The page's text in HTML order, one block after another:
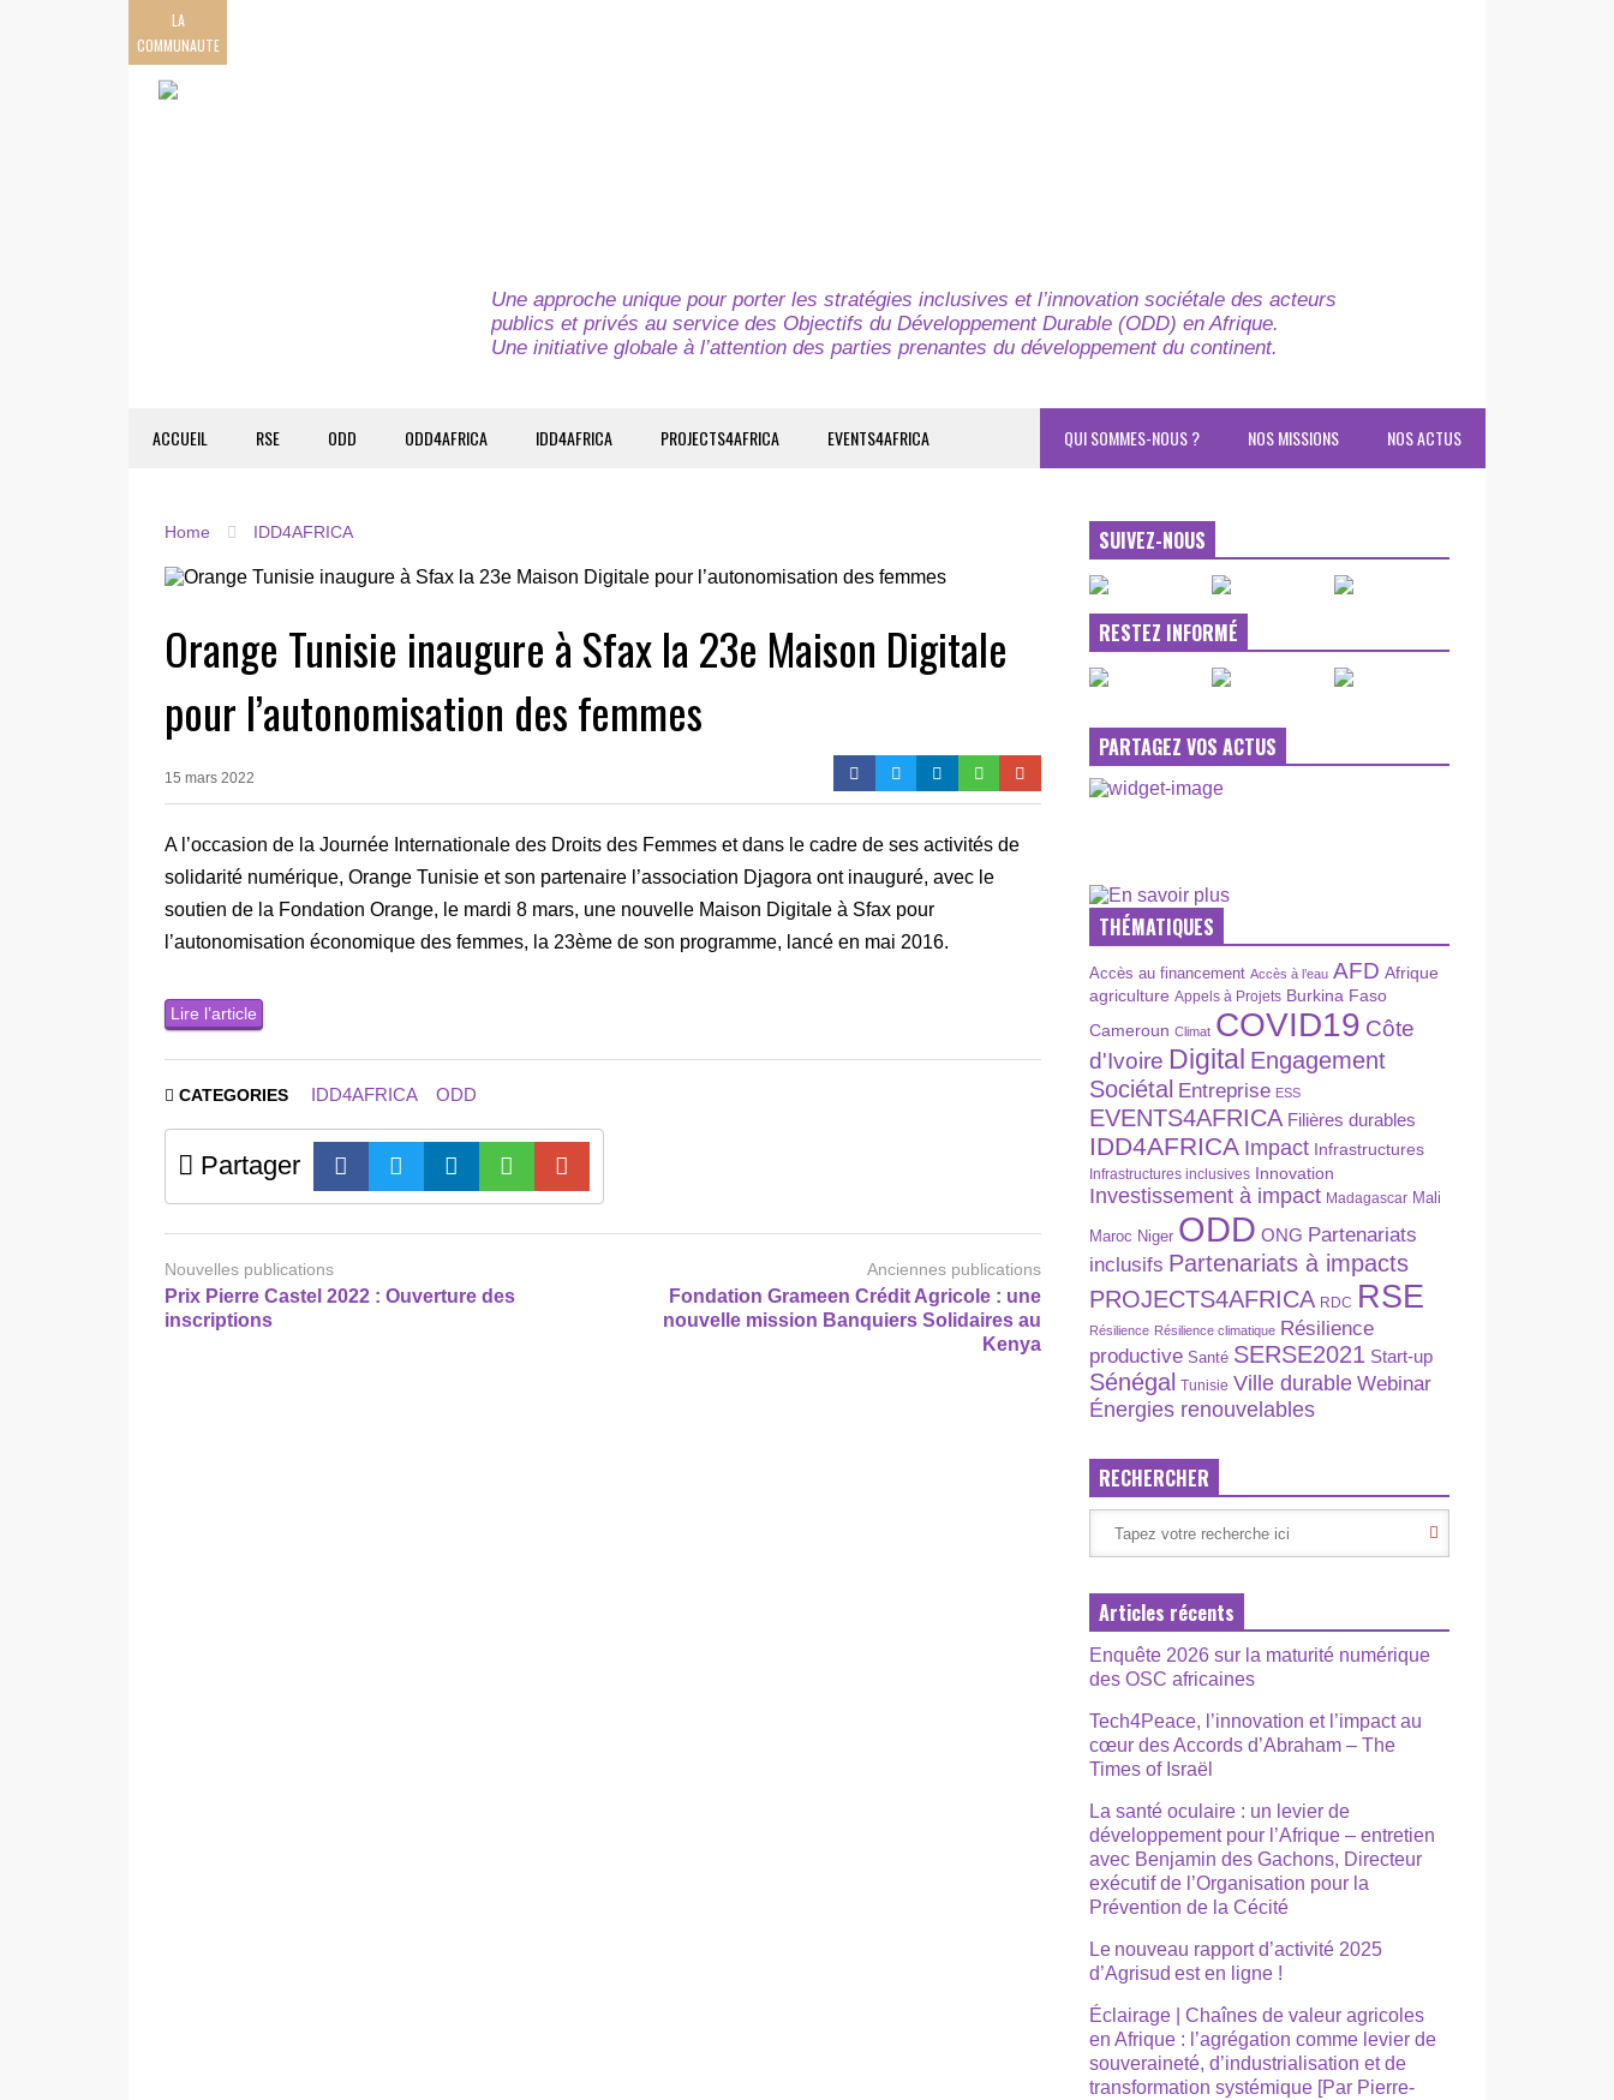
LA
COMMUNAUTE
Une approche unique pour porter les stratégies inclusives et l’innovation sociétale des acteurs
publics et privés au service des Objectifs du Développement Durable (ODD) en Afrique.
Une initiative globale à l’attention des parties prenantes du développement du continent.
ACCUEIL RSE ODD ODD4AFRICA IDD4AFRICA PROJECTS4AFRICA EVENTS4AFRICA NOS ACTUS
NOS MISSIONS
QUI SOMMES-NOUS ?
Home IDD4AFRICA
Orange Tunisie inaugure à Sfax la 23e Maison Digitale
pour l’autonomisation des femmes
15 mars 2022
A l’occasion de la Journée Internationale des Droits des Femmes et dans le cadre de ses activités de
solidarité numérique, Orange Tunisie et son partenaire l’association Djagora ont inauguré, avec le
soutien de la Fondation Orange, le mardi 8 mars, une nouvelle Maison Digitale à Sfax pour
l’autonomisation économique des femmes, la 23ème de son programme, lancé en mai 2016.
Lire l’article
CATEGORIES IDD4AFRICA ODD
Partager
Nouvelles publications
Prix Pierre Castel 2022 : Ouverture des
inscriptions
Anciennes publications
Fondation Grameen Crédit Agricole : une
nouvelle mission Banquiers Solidaires au
Kenya
SUIVEZ-NOUS
RESTEZ INFORMÉ
PARTAGEZ VOS ACTUS
THÉMATIQUES
Accès au financement Accès à l’eau AFD Afrique
agriculture Appels à Projets Burkina Faso
Cameroun Climat COVID19 Côte
d'Ivoire Digital Engagement
Sociétal Entreprise ESS
EVENTS4AFRICA Filières durables
IDD4AFRICA Impact Infrastructures
Infrastructures inclusives Innovation
Investissement à impact Madagascar Mali
Maroc Niger ODD ONG Partenariats
inclusifs Partenariats à impacts
PROJECTS4AFRICA RDC RSE
Résilience Résilience climatique Résilience
productive Santé SERSE2021 Start-up
Sénégal Tunisie Ville durable Webinar
Énergies renouvelables
RECHERCHER
Articles récents
Enquête 2026 sur la maturité numérique
des OSC africaines
Tech4Peace, l’innovation et l’impact au
cœur des Accords d’Abraham – The
Times of Israël
La santé oculaire : un levier de
développement pour l’Afrique – entretien
avec Benjamin des Gachons, Directeur
exécutif de l’Organisation pour la
Prévention de la Cécité
Le nouveau rapport d’activité 2025
d’Agrisud est en ligne !
Éclairage | Chaînes de valeur agricoles
en Afrique : l’agrégation comme levier de
souveraineté, d’industrialisation et de
transformation systémique [Par Pierre-